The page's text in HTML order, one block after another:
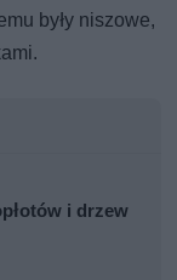
były niszowe,
i drzew